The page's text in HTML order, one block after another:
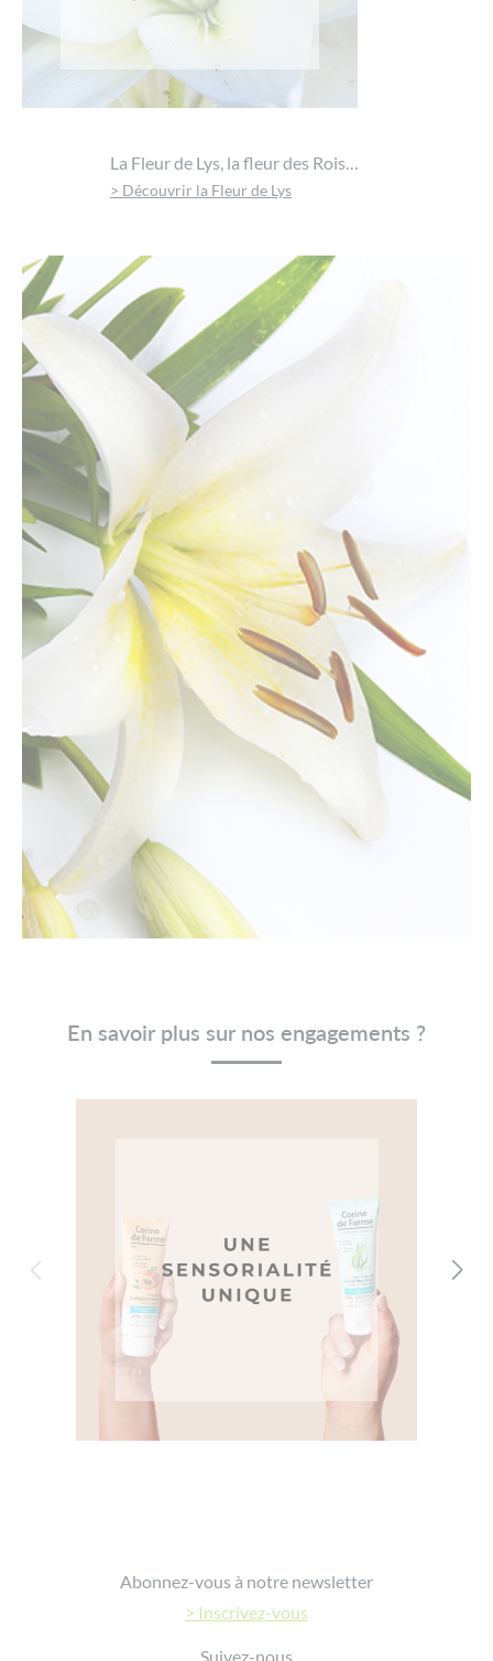
La Fleur de Lys, la fleur des Rois…
> Découvrir la Fleur de Lys
En savoir plus sur nos engagements ?
Abonnez-vous à notre newsletter
> Inscrivez-vous
Suivez-nous